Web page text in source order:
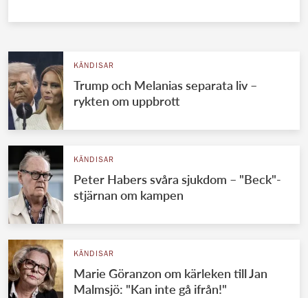
KÄNDISAR
Trump och Melanias separata liv –
rykten om uppbrott
KÄNDISAR
Peter Habers svåra sjukdom – "Beck"-
stjärnan om kampen
KÄNDISAR
Marie Göranzon om kärleken till Jan
Malmsjö: "Kan inte gå ifrån!"